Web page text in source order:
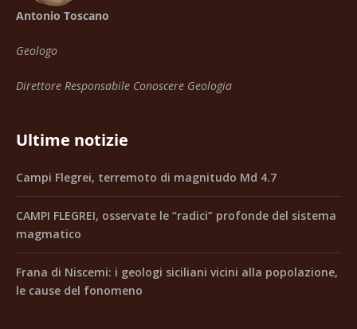
Antonio Toscano
Geologo
Direttore Responsabile Conoscere Geologia
Ultime notizie
Campi Flegrei, terremoto di magnitudo Md 4.7
CAMPI FLEGREI, osservate le “radici” profonde del sistema
magmatico
Frana di Niscemi: i geologi siciliani vicini alla popolazione,
le cause del fonomeno